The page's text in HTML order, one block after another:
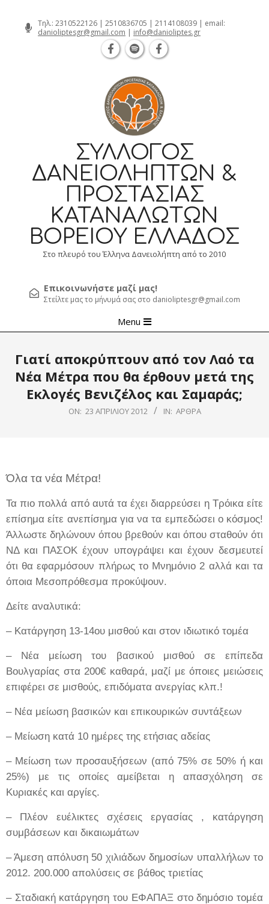
Τηλ.: 2310522126 | 2510836705 | 2114108039 | email:
danioliptesgr@gmail.com | info@danioliptes.gr
ΣΎΛΛΟΓΟΣ
ΔΑΝΕΙΟΛΗΠΤΏΝ &
ΠΡΟΣΤΑΣΊΑΣ
ΚΑΤΑΝΑΛΩΤΏΝ
ΒΟΡΕΊΟΥ ΕΛΛΆΔΟΣ
Στο πλευρό του Έλληνα Δανειολήπτη από το 2010
Επικοινωνήστε μαζί μας!
Στείλτε μας το μήνυμά σας στο danioliptesgr@gmail.com
Navigation
Menu
Γιατί αποκρύπτουν από τον Λαό τα
Νέα Μέτρα που θα έρθουν μετά της
Εκλογές Βενιζέλος και Σαμαράς;
ON: 23 ΑΠΡΙΛΊΟΥ 2012 IN: ΆΡΘΡΑ
Όλα τα νέα Μέτρα!
Τα πιο πολλά από αυτά τα έχει διαρρεύσει η Τρόικα είτε
επίσημα είτε ανεπίσημα για να τα εμπεδώσει ο κόσμος!
Άλλωστε δηλώνουν όπου βρεθούν και όπου σταθούν ότι
ΝΔ και ΠΑΣΟΚ έχουν υπογράψει και έχουν δεσμευτεί
ότι θα εφαρμόσουν πλήρως το Μνημόνιο 2 αλλά και τα
όποια Μεσοπρόθεσμα προκύψουν.
Δείτε αναλυτικά:
– Κατάργηση 13-14ου μισθού και στον ιδιωτικό τομέα
– Νέα μείωση του βασικού μισθού σε επίπεδα
Βουλγαρίας στα 200€ καθαρά, μαζί με όποιες μειώσεις
επιφέρει σε μισθούς, επιδόματα ανεργίας κλπ.!
– Νέα μείωση βασικών και επικουρικών συντάξεων
– Μείωση κατά 10 ημέρες της ετήσιας αδείας
– Μείωση των προσαυξήσεων (από 75% σε 50% ή και
25%) με τις οποίες αμείβεται η απασχόληση σε
Κυριακές και αργίες.
– Πλέον ευέλικτες σχέσεις εργασίας , κατάργηση
συμβάσεων και δικαιωμάτων
– Άμεση απόλυση 50 χιλιάδων δημοσίων υπαλλήλων το
2012. 200.000 απολύσεις σε βάθος τριετίας
– Σταδιακή κατάργηση του ΕΦΑΠΑΞ στο δημόσιο τομέα